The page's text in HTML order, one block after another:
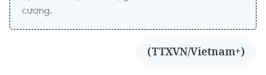
cương.
(TTXVN/Vietnam+)